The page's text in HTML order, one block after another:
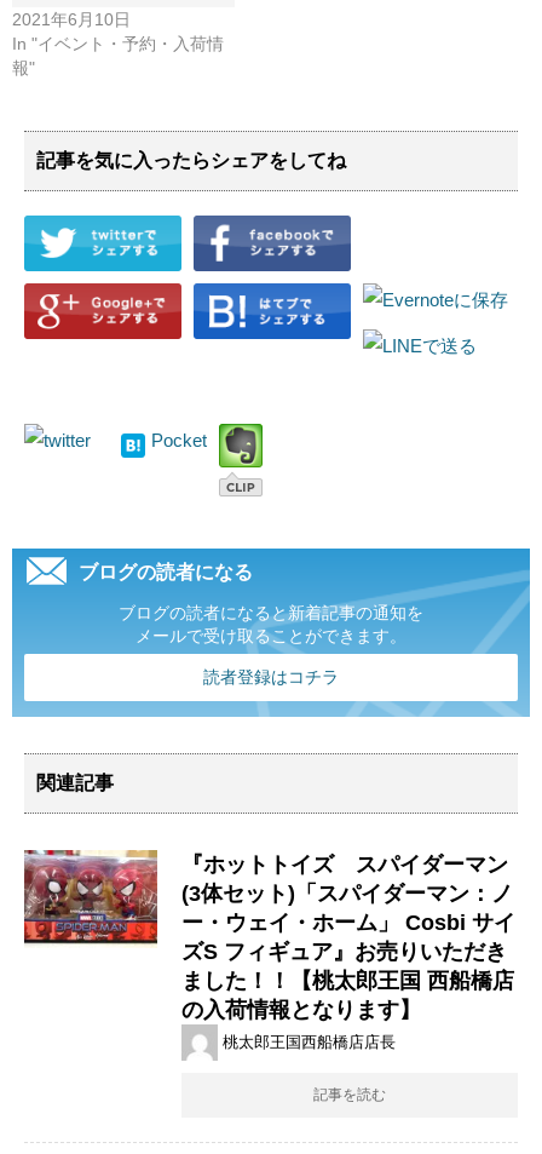
2021年6月10日
In "イベント・予約・入荷情
報"
記事を気に入ったらシェアをしてね
Pocket
ブログの読者になる
ブログの読者になると新着記事の通知を
メールで受け取ることができます。
読者登録はコチラ
関連記事
『ホットトイズ スパイダーマン
(3体セット)「スパイダーマン：ノ
ー・ウェイ・ホーム」 ​Cosbi ​サイ
ズS フィギュア』お売りいただき
ました！！【桃太郎王国 西船橋店
の入荷情報となります】
桃太郎王国西船橋店店長
記事を読む